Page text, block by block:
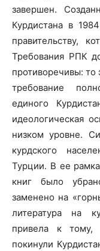
завершен.
Курдистана в
правительству,
Требования РПК
противоречивы: то
требование
единого
идеологическая
низком уровне.
курдского
Турции. В ее
книг было
заменено на
литература на
привела к тому,
покинули